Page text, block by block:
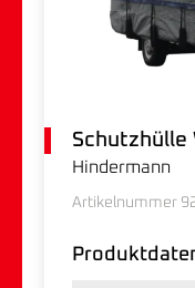
Schutzhülle
Hindermann
Artikelnummer